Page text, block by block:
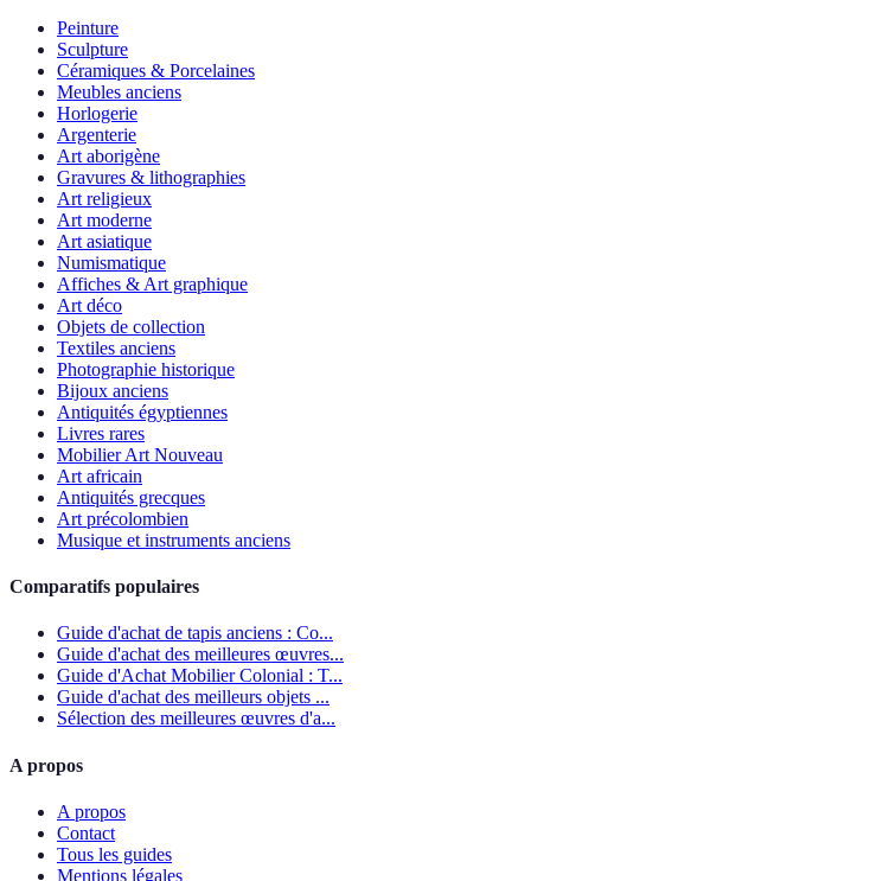
Peinture
Sculpture
Céramiques & Porcelaines
Meubles anciens
Horlogerie
Argenterie
Art aborigène
Gravures & lithographies
Art religieux
Art moderne
Art asiatique
Numismatique
Affiches & Art graphique
Art déco
Objets de collection
Textiles anciens
Photographie historique
Bijoux anciens
Antiquités égyptiennes
Livres rares
Mobilier Art Nouveau
Art africain
Antiquités grecques
Art précolombien
Musique et instruments anciens
Comparatifs populaires
Guide d'achat de tapis anciens : Co...
Guide d'achat des meilleures œuvres...
Guide d'Achat Mobilier Colonial : T...
Guide d'achat des meilleurs objets ...
Sélection des meilleures œuvres d'a...
A propos
A propos
Contact
Tous les guides
Mentions légales